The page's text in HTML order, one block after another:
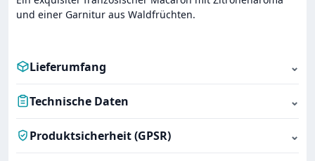
und einer Garnitur aus Waldfrüchten.
Lieferumfang ⌄
Technische Daten ⌄
Produktsicherheit (GPSR) ⌄